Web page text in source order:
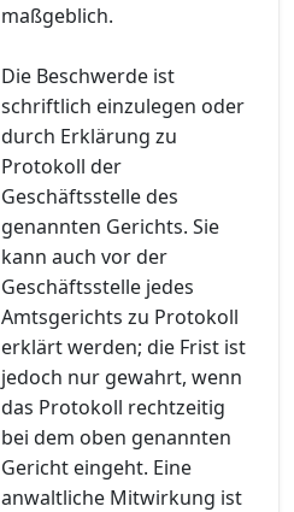
maßgeblich.
Die Beschwerde ist
schriftlich einzulegen oder
durch Erklärung zu
Protokoll der
Geschäftsstelle des
genannten Gerichts. Sie
kann auch vor der
Geschäftsstelle jedes
Amtsgerichts zu Protokoll
erklärt werden; die Frist ist
jedoch nur gewahrt, wenn
das Protokoll rechtzeitig
bei dem oben genannten
Gericht eingeht. Eine
anwaltliche Mitwirkung ist